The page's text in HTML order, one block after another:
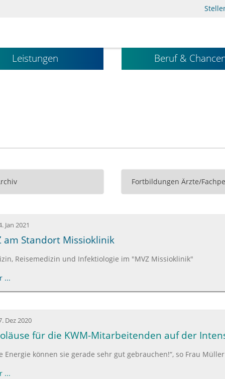
Leistungen Beruf &
Fortbildungen Ärzte/
Jan 2021
am Standort Missioklinik
Reisemedizin und Infektiologie im "MVZ Missioklinik"
...
Dez 2020
für die KWM-Mitarbeitenden auf der
Energie können sie gerade sehr gut gebrauchen!“, so Frau
...